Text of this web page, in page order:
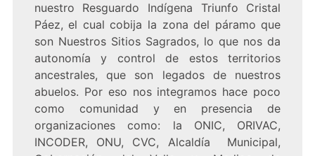
nuestro Resguardo Indígena Triunfo Cristal
Páez, el cual cobija la zona del páramo que
son Nuestros Sitios Sagrados, lo que nos da
autonomía y control de estos territorios
ancestrales, que son legados de nuestros
abuelos. Por eso nos integramos hace poco
como comunidad y en presencia de
organizaciones como: la ONIC, ORIVAC,
INCODER, ONU, CVC, Alcaldía Municipal,